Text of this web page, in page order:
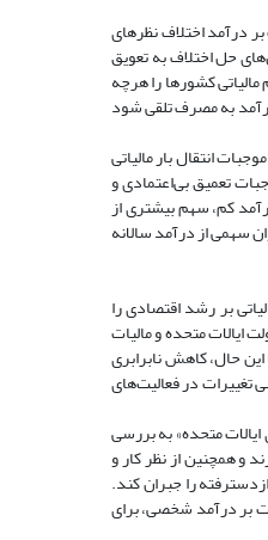
درآمد اختلاف نظرهای
حل اختلاف به تعویق
کشورها را هرچه
به مصرف تلقی شود
انتقال بار مالیاتی
تعمیق بی‌اعتمادی و
کم، سهم بیشتری از
سهمی از درآمد سالانه
بر رشد اقتصادی را
ایالات متحده و مالیات
حال، کاهش نابرابری
تغییرات در فعالیت‌های
ایالات متحده» به بررسی
و همچنین از نظر کار و
را جبران کند.
بر درآمد شخصی، برای